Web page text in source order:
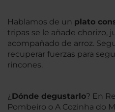
Hablamos de un plato
tripas se le añade chorizo,
acompañado de arroz.
recuperar fuerzas para
rincones.
¿ Dónde degustarlo? En
Pombeiro o A Cozinha do